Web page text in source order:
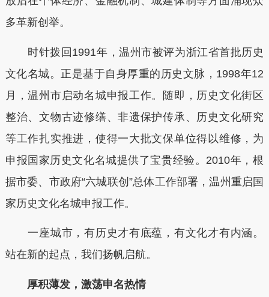
多革新创举。
时针拨回1991年，温州市被评为浙江省首批历史
文化名城。正是基于自身厚重的历史文脉，1998年12
月，温州市启动名城申报工作。随即，历史文化街区
整治、文物古迹修缮、非遗保护传承、历史文化研究
等工作扎实推进，使得一大批文保单位得以维修，为
申报国家历史文化名城提供了宝贵经验。2010年，根
据市委、市政府“六城联创”总体工作部署，温州重启国
家历史文化名城申报工作。
一座城市，有历史才有底蕴，有文化才有内涵。
站在新的起点，我们扬帆启航。
厚积薄发，激荡申名热情